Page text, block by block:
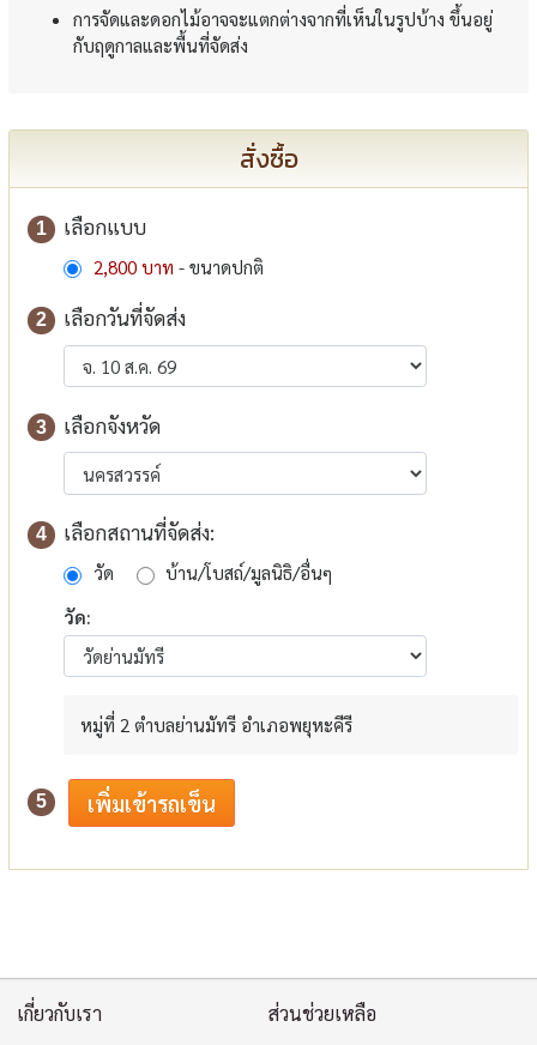
การจัดและดอกไม้อาจจะแตกต่างจากที่เห็นในรูปบ้าง ขึ้นอยู่
กับฤดูกาลและพื้นที่จัดส่ง
สั่งซื้อ
1 เลือกแบบ
2,800 บาท - ขนาดปกติ
2 เลือกวันที่จัดส่ง
3 เลือกจังหวัด
4 เลือกสถานที่จัดส่ง:
วัด
บ้าน/โบสถ์/มูลนิธิ/อื่นๆ
วัด:
หมู่ที่ 2 ตำบลย่านมัทรี อำเภอพยุหะคีรี
5
เกี่ยวกับเรา ส่วนช่วยเหลือ